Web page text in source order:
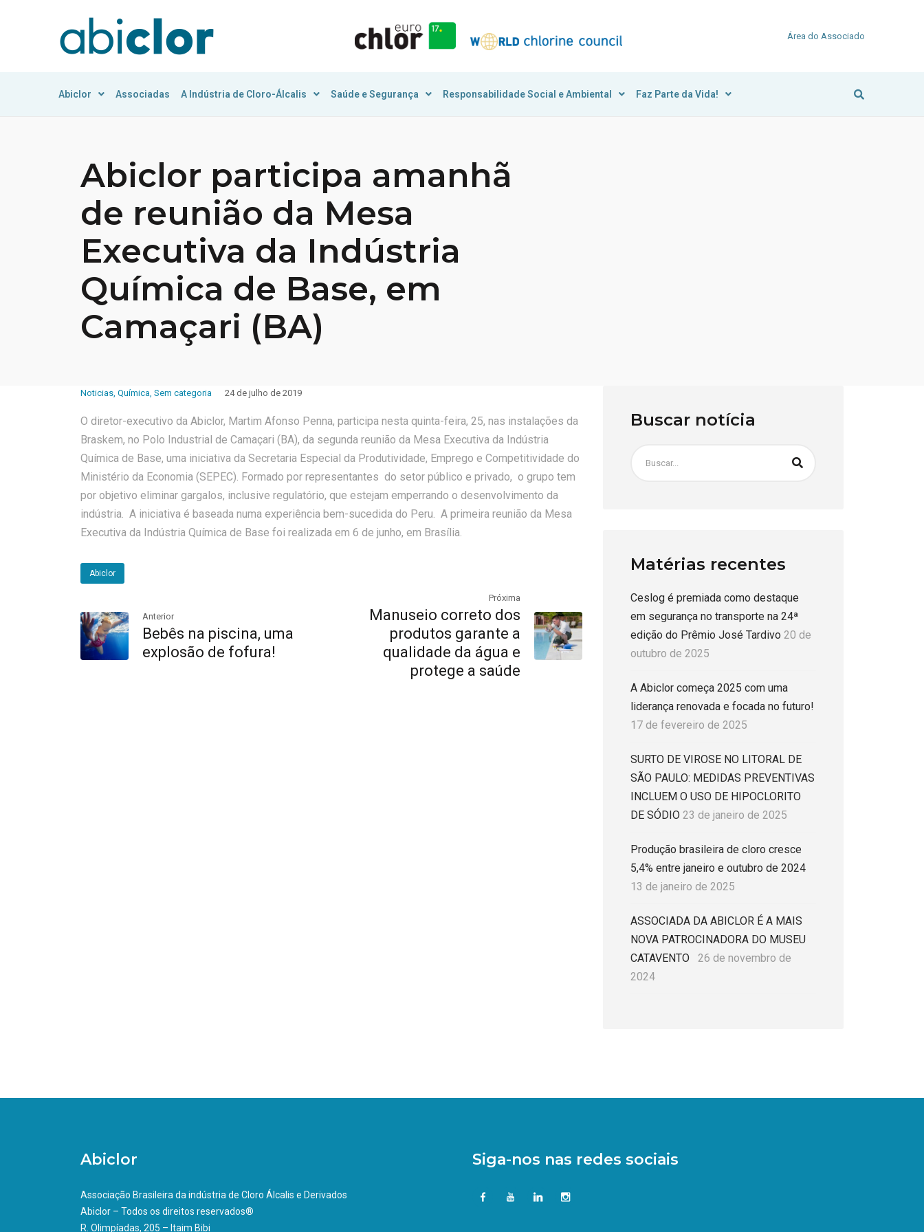
Área do Associado
Abiclor Associadas A Indústria de Cloro-Álcalis Saúde e Segurança Responsabilidade Social e Ambiental Faz Parte da Vida!
Abiclor participa amanhã
de reunião da Mesa
Executiva da Indústria
Química de Base, em
Camaçari (BA)
Noticias, Química, Sem categoria 24 de julho de 2019
O diretor-executivo da Abiclor, Martim Afonso Penna, participa nesta quinta-feira, 25, nas instalações da
Braskem, no Polo Industrial de Camaçari (BA), da segunda reunião da Mesa Executiva da Indústria
Química de Base, uma iniciativa da Secretaria Especial da Produtividade, Emprego e Competitividade do
Ministério da Economia (SEPEC). Formado por representantes do setor público e privado, o grupo tem
por objetivo eliminar gargalos, inclusive regulatório, que estejam emperrando o desenvolvimento da
indústria. A iniciativa é baseada numa experiência bem-sucedida do Peru. A primeira reunião da Mesa
Executiva da Indústria Química de Base foi realizada em 6 de junho, em Brasília.
Abiclor
Anterior
Bebês na piscina, uma
explosão de fofura!
Próxima
Manuseio correto dos
produtos garante a
qualidade da água e
protege a saúde
Buscar notícia
Matérias recentes
Ceslog é premiada como destaque
em segurança no transporte na 24ª
edição do Prêmio José Tardivo 20 de
outubro de 2025
A Abiclor começa 2025 com uma
liderança renovada e focada no futuro!
17 de fevereiro de 2025
SURTO DE VIROSE NO LITORAL DE
SÃO PAULO: MEDIDAS PREVENTIVAS
INCLUEM O USO DE HIPOCLORITO
DE SÓDIO 23 de janeiro de 2025
Produção brasileira de cloro cresce
5,4% entre janeiro e outubro de 2024
13 de janeiro de 2025
ASSOCIADA DA ABICLOR É A MAIS
NOVA PATROCINADORA DO MUSEU
CATAVENTO
26 de novembro de
2024
Abiclor
Associação Brasileira da indústria de Cloro Álcalis e Derivados
Abiclor – Todos os direitos reservados®
R. Olimpíadas, 205 – Itaim Bibi
Siga-nos nas redes sociais